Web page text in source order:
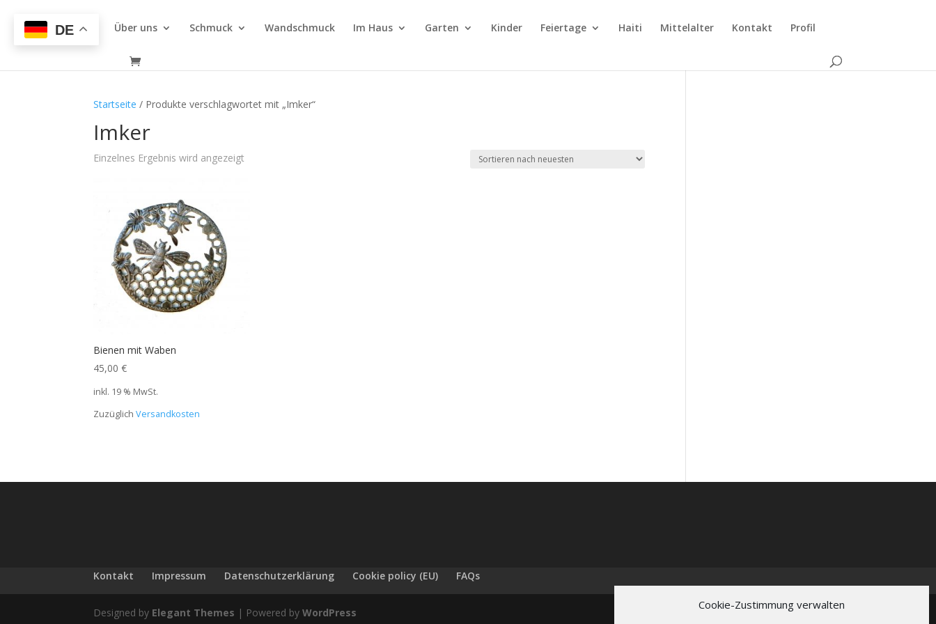
Cookie-Zustimmung verwalten
Über uns Schmuck Wandschmuck Im Haus Garten Kinder Feiertage Haiti Mittelalter Kontakt Profil
Startseite / Produkte verschlagwortet mit „Imker“
Imker
Einzelnes Ergebnis wird angezeigt
Bienen mit Waben
45,00€
inkl. 19 % MwSt.
ZuzüglichVersandkosten
Kontakt Impressum Datenschutzerklärung Cookie policy (EU) FAQs
Designed by Elegant Themes | Powered byWordPress
DE